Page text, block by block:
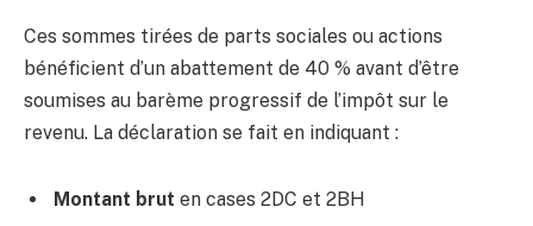
Ces sommes tirées de parts sociales ou actions
bénéficient d’un abattement de 40 % avant d’être
soumises au barème progressif de l’impôt sur le
revenu. La déclaration se fait en indiquant :
Montant brut en cases 2DC et 2BH